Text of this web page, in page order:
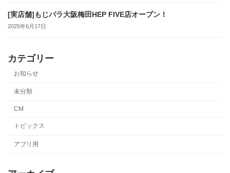
[実店舗]もじパラ大阪梅田HEP FIVE店オープン！
2025年6月17日
カテゴリー
お知らせ
未分類
CM
トピックス
アプリ用